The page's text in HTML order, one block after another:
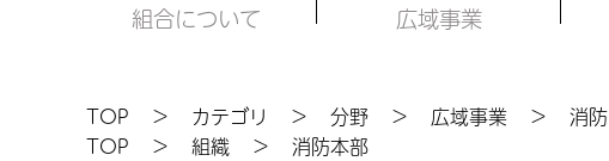
組合について 広域事業
TOP カテゴリ 分野 広域事業 消防
TOP
組織 消防本部